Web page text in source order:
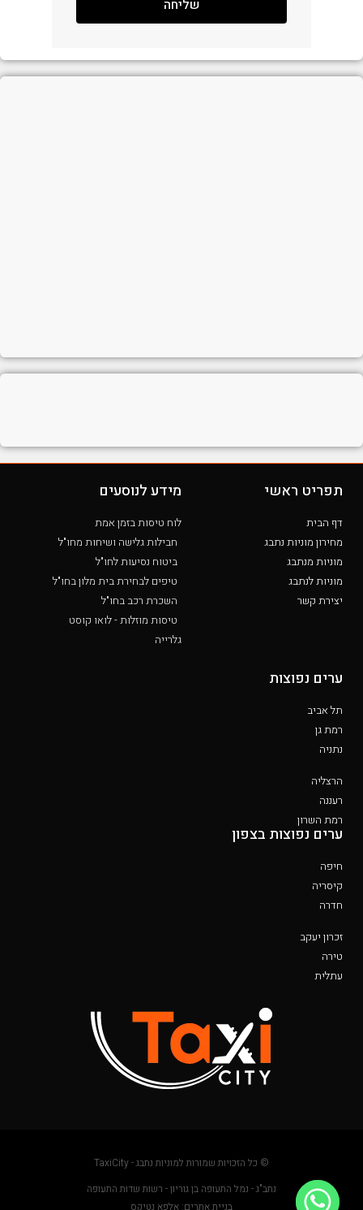
שליחה
תפריט ראשי
דף הבית
מחירון מוניות נתבג
מוניות מנתבג
מוניות לנתבג
יצירת קשר
מידע לנוסעים
לוח טיסות בזמן אמת
חבילות גלישה ושיחות מחו"ל
ביטוח נסיעות לחו"ל
טיפים לבחירת בית מלון בחו"ל
השכרת רכב בחו"ל
טיסות מוזלות - לואו קוסט
גלרייה
ערים נפוצות
תל אביב
רמת גן
נתניה
הרצליה
רעננה
רמת השרון
ערים נפוצות בצפון
חיפה
קיסריה
חדרה
זכרון יעקב
טירה
עתלית
© כל הזכויות שמורות למוניות נתבג - TaxiCity
נתב"ג - נמל התעופה בן גוריון - רשות שדות התעופה
בניית אתרים: אלפא נטיקס